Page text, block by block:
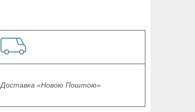
Доставка «Новою Поштою»